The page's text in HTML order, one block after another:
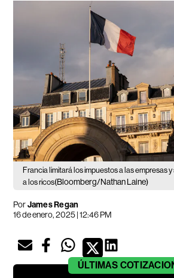
Francia limitará los impuestos a las empresas
a los ricos(Bloomberg/Nathan Laine)
PorJames Regan
16 de enero, 2025 | 12:46 PM
ÚLTIMAS